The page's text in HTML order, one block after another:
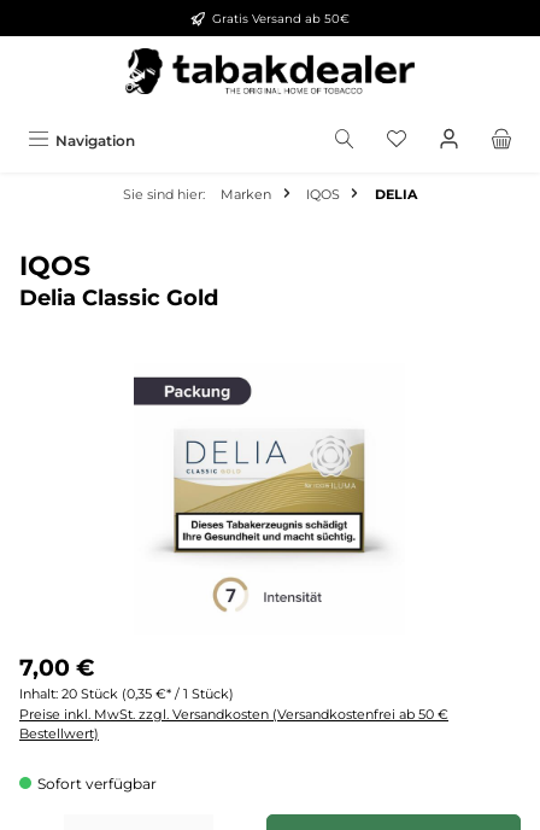
Gratis Versand ab 50€
Navigation
Sie sind hier: Marken IQOS DELIA
IQOS
Delia Classic Gold
7,00 €
Inhalt: 20 Stück (0,35 €* / 1 Stück)
Preise inkl. MwSt. zzgl. Versandkosten (Versandkostenfrei ab 50 €
Bestellwert)
Sofort verfügbar
Produkt Anzahl: Gib den gewünschten Wert ein oder benutze die Schaltflächen